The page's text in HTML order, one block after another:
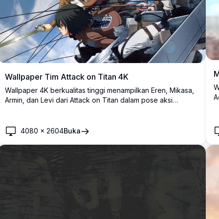
Wallpaper Tim Attack on Titan 4K
Wallpaper 4K berkualitas tinggi menampilkan Eren, Mikasa,
Armin, dan Levi dari Attack on Titan dalam pose aksi
formasi pertempuran intens berlatar belakang langit
4080 ×2604Buka